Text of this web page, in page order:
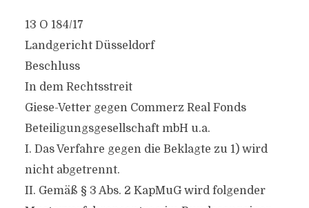
13 O 184/17
Landgericht Düsseldorf
Beschluss
In dem Rechtsstreit
Giese-Vetter gegen Commerz Real Fonds
Beteiligungsgesellschaft mbH u.a.
I. Das Verfahre gegen die Beklagte zu 1) wird
nicht abgetrennt.
II. Gemäß § 3 Abs. 2 KapMuG wird folgender